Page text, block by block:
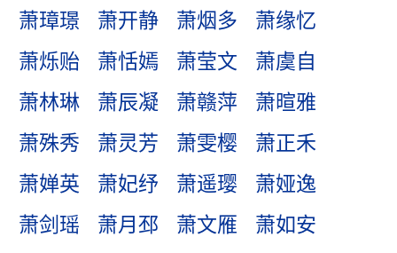
萧璋璟
萧开静 萧烟多
萧缘忆
萧烁贻
萧恬嫣 萧莹文
萧虞自
萧林琳
萧辰凝 萧赣萍
萧暄雅
萧殊秀
萧灵芳 萧雯樱
萧正禾
萧婵英
萧妃纾 萧遥璎
萧娅逸
萧剑瑶
萧月邳 萧文雁
萧如安